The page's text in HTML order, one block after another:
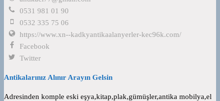
0531 981 01 90
0532 335 75 06
https://www.xn--kadkyantikaalanyerler-kec96k.com/
Facebook
Twitter
Antikalarınız Alınır Arayın Gelsin
Adresinden komple eski eşya,kitap,plak,gümüşler,antika mobilya,el